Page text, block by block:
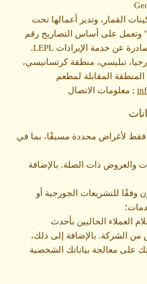
القمار، وتدير أعمالها تحت
العلامة التجارية “Shangri La” وتعمل على أساس التصاريح رقم
#19-04/78 و N19-06/300 الصادرة عن خدمة الإيرادات LEPL.
تبليسي، منطقة كرتسانيسي،
المقابلة لمطعم
; معلومات الاتصال
فقط لأغراض محددة مسبقًا، بما في
والعروض ذات الصلة. بالإضافة
وفقًا للتشريعات الجورجية أو
العملاء الحاليين بأحدث
من الشركة. بالإضافة إلى ذلك،
معالجة بياناتك الشخصية